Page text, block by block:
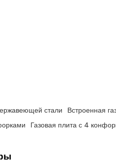
стали Встроенная
Газовая плита с 4